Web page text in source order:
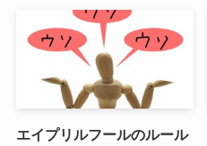
エイプリルフールのルール